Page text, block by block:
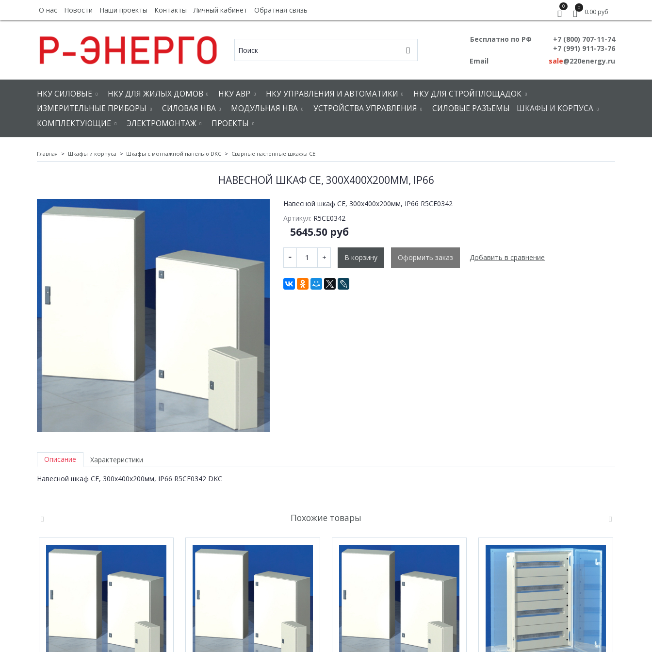
О нас Новости Наши проекты Контакты Личный кабинет Обратная связь 0 0
0.00 руб
Бесплатно по РФ
+7 (800) 707-11-74
+7 (991) 911-73-76
Email
sale@220energy.ru
НКУ СИЛОВЫЕ НКУ ДЛЯ ЖИЛЫХ ДОМОВ НКУ АВР НКУ УПРАВЛЕНИЯ И АВТОМАТИКИ
НКУ ДЛЯ СТРОЙПЛОЩАДОК
ИЗМЕРИТЕЛЬНЫЕ ПРИБОРЫ
СИЛОВАЯ НВА МОДУЛЬНАЯ НВА УСТРОЙСТВА УПРАВЛЕНИЯ СИЛОВЫЕ РАЗЪЕМЫ
ШКАФЫ И КОРПУСА
КОМПЛЕКТУЮЩИЕ
ЭЛЕКТРОМОНТАЖ ПРОЕКТЫ
Главная Шкафы и корпуса Шкафы с монтажной панелью DKC Сварные настенные шкафы СЕ
НАВЕСНОЙ ШКАФ CE, 300Х400Х200ММ, IP66
Навесной шкаф CE, 300х400х200мм, IP66 R5CE0342
Артикул: R5CE0342
5645.50 руб
В корзину Оформить заказ Добавить в сравнение
Описание
Навесной шкаф CE, 300х400х200мм, IP66 R5CE0342 DKC
Характеристики
Похожие товары